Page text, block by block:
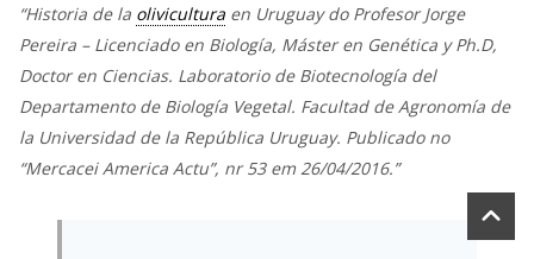
“Historia de la olivicultura en Uruguay do Profesor Jorge
Pereira – Licenciado en Biología, Máster en Genética y Ph.D,
Doctor en Ciencias. Laboratorio de Biotecnología del
Departamento de Biología Vegetal. Facultad de Agronomía de
la Universidad de la República Uruguay. Publicado no
“Mercacei America Actu”, nr 53 em 26/04/2016.”